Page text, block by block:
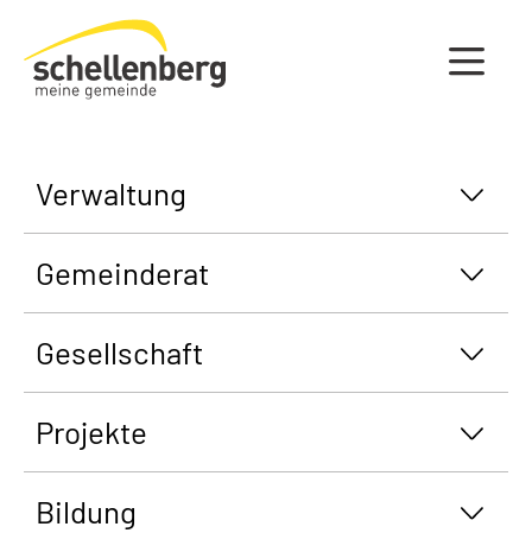
Gemeinde Schellenberg Startseite
Verwaltung
Gemeinderat
Gesellschaft
Projekte
Bildung